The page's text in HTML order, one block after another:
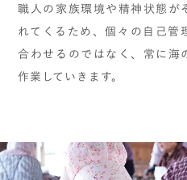
職人の家族環境や精神状態が
れてくるため、個々の自己管
合わせるのではなく、常に海
作業していきます。